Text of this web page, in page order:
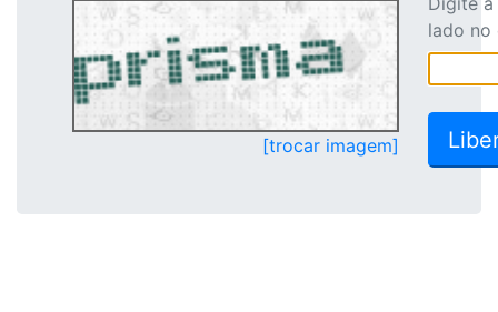
[trocar imagem]
lado no